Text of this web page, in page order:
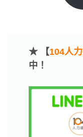
★ 【104人
中！